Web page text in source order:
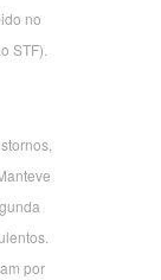
no
STF).
por